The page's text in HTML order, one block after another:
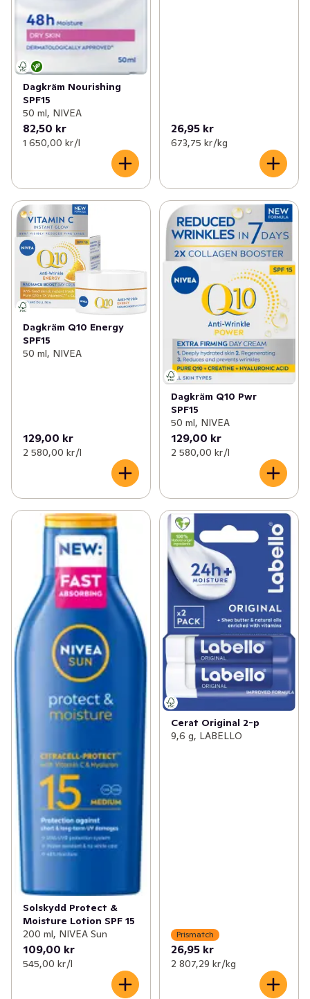
Dagkräm Nourishing
SPF15
50 ml, NIVEA
82,50 kr
1 650,00 kr /l
26,95 kr
673,75 kr /kg
Dagkräm Q10 Energy
SPF15
50 ml, NIVEA
129,00 kr
2 580,00 kr /l
Dagkräm Q10 Pwr
SPF15
50 ml, NIVEA
129,00 kr
2 580,00 kr /l
Solskydd Protect &
Moisture Lotion SPF 15
200 ml, NIVEA Sun
109,00 kr
545,00 kr /l
Cerat Original 2-p
9,6 g, LABELLO
Prismatch
26,95 kr
2 807,29 kr /kg